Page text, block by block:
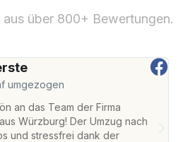
aus über 800+ Bewertungen.
umgezogen
an das Team der Firma
Würzburg! Der Umzug nach
und stressfrei dank der